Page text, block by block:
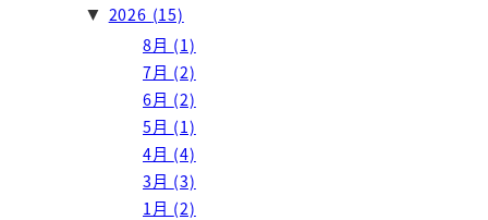
▼ 2026 (15)
8月 (1)
7月 (2)
6月 (2)
5月 (1)
4月 (4)
3月 (3)
1月 (2)